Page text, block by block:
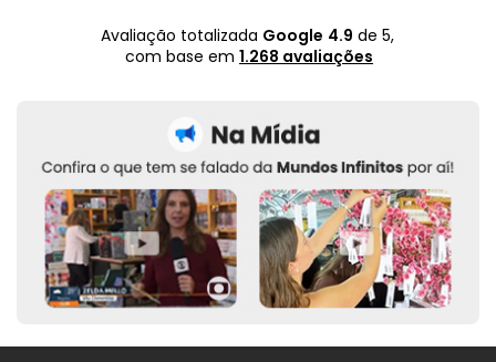
Avaliação totalizada Google 4.9 de 5,
com base em 1.268 avaliações